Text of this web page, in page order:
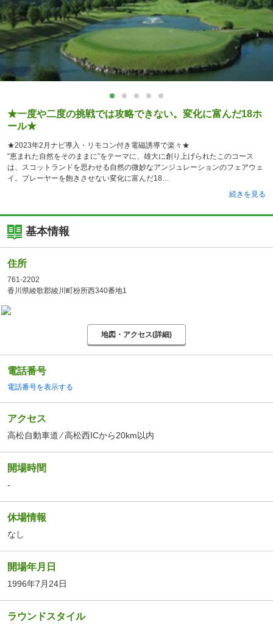
★一度や二度の挑戦では攻略できない。変化に富んだ18ホ
ール★
★2023年2月ナビ導入・リモコン付き電磁誘導で楽々★
“恵まれた自然をそのままに”をテーマに、雄大に創り上げられたこのコース
は、スコットランドを思わせる自然の微妙なアンジュレーションのフェアウェ
イ。プレーヤーを飽きさせない変化に富んだ18
続きを見る
基本情報
住所
761-2202
香川県綾歌郡綾川町枌所西340番地1
地図・アクセス(詳細)
電話番号
電話番号を表示する
アクセス
高松自動車道 ⁄ 高松西ICから20km以内
開場時間
-
休場情報
なし
開場年月日
1996年7月24日
ラウンドスタイル